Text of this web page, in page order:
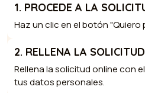
1. PROCEDE A LA
Haz un clic en el botón "Quiero
2. RELLENA LA SOLICITUD
Rellena la solicitud online con
tus datos personales.